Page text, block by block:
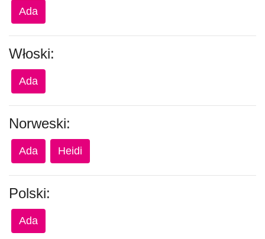
Ada
Włoski:
Ada
Norweski:
Ada Heidi
Polski:
Ada